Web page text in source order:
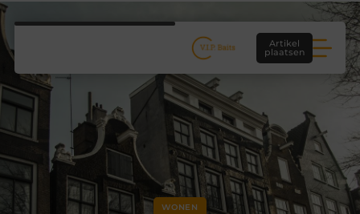
Artikel
plaatsen
WONEN